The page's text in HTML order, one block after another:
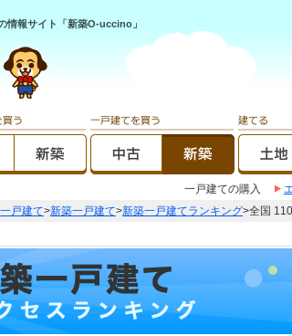
情報サイト「新築O-uccino」
一戸建ての購入
一戸建て>新築一戸建て>新築一戸建てランキング>全国